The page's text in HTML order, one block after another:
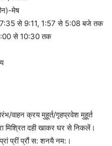
मेष
से 9:11, 1:57 से 5:08 बजे तक
से 10:30 तक
वाहन क्रय मुहूर्त/गृहप्रवेश मुहूर्त
मिश्रित दही खाकर घर से निकलें।
प्रीं प्रौं स: शनयै नम:।